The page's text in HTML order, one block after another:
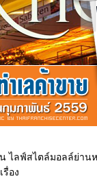
ไลฟ์สไตล์มอลล์ย่าน
อง